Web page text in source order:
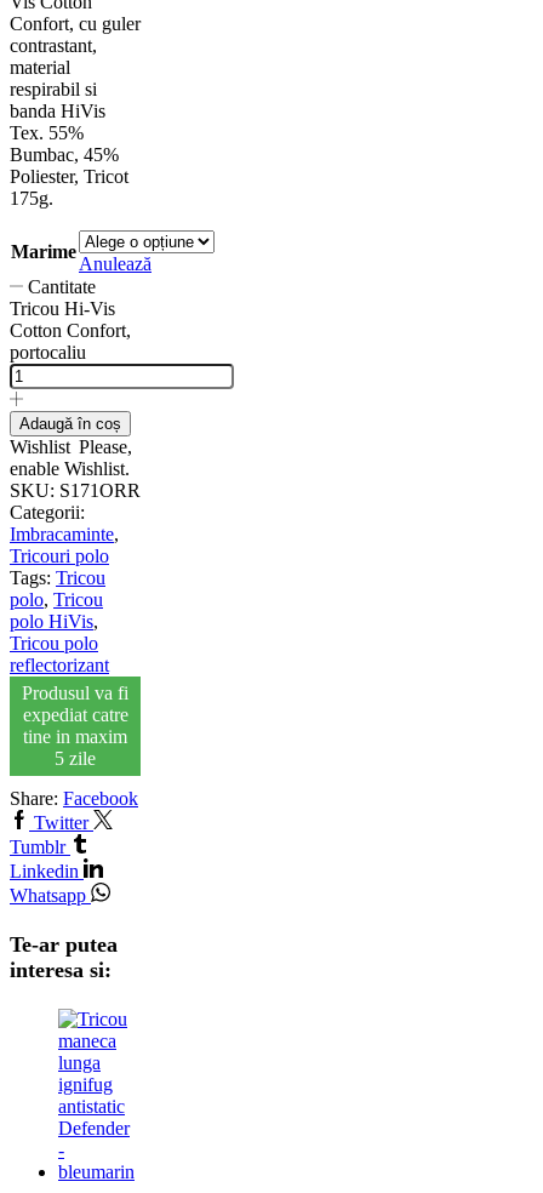
Confort, cu guler
contrastant,
material
respirabil si
banda HiVis
Tex. 55%
Bumbac, 45%
Poliester, Tricot
175g.
Marime
Anulează
Cantitate
Tricou Hi-Vis
Cotton Confort,
portocaliu
Adaugă în coș
Wishlist Please,
enable Wishlist.
SKU: S171ORR
Categorii:
Imbracaminte,
Tricouri polo
Tags: Tricou
polo, Tricou
polo HiVis,
Tricou polo
reflectorizant
Produsul va fi
expediat catre
tine in maxim
5 zile
Share: Facebook
Twitter
Tumblr
Linkedin
Whatsapp
Te-ar putea
interesa si: